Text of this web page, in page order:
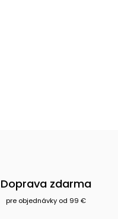
Doprava zdarma
pre objednávky od 99 €